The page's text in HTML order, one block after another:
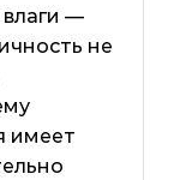
влаги —
не
имеет